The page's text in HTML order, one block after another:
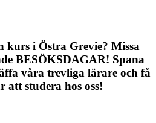
i Östra Grevie? Missa
BESÖKSDAGAR! Spana
våra trevliga lärare och få
att studera hos oss!